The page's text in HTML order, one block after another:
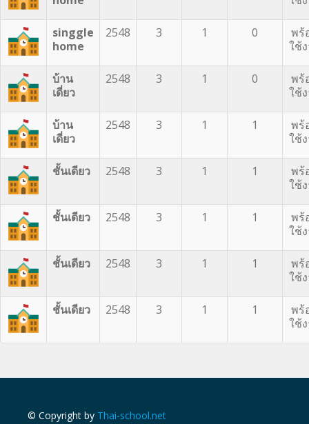
singgle
home
2548 3 1 0
พร้
ใช้
บ้าน
เดี่ยว
2548 3 1 0
พร้
ใช้
บ้าน
เดี่ยว
2548 3 1 1
พร้
ใช้
ชั้นเดียว 2548 3 1 1
พร้
ใช้
ชั้นเดียว 2548 3 1 1
พร้
ใช้
ชั้นเดียว 2548 3 1 1
พร้
ใช้
ชั้นเดียว 2548 3 1 1
พร้
ใช้
© Copyright by Thai-school.net